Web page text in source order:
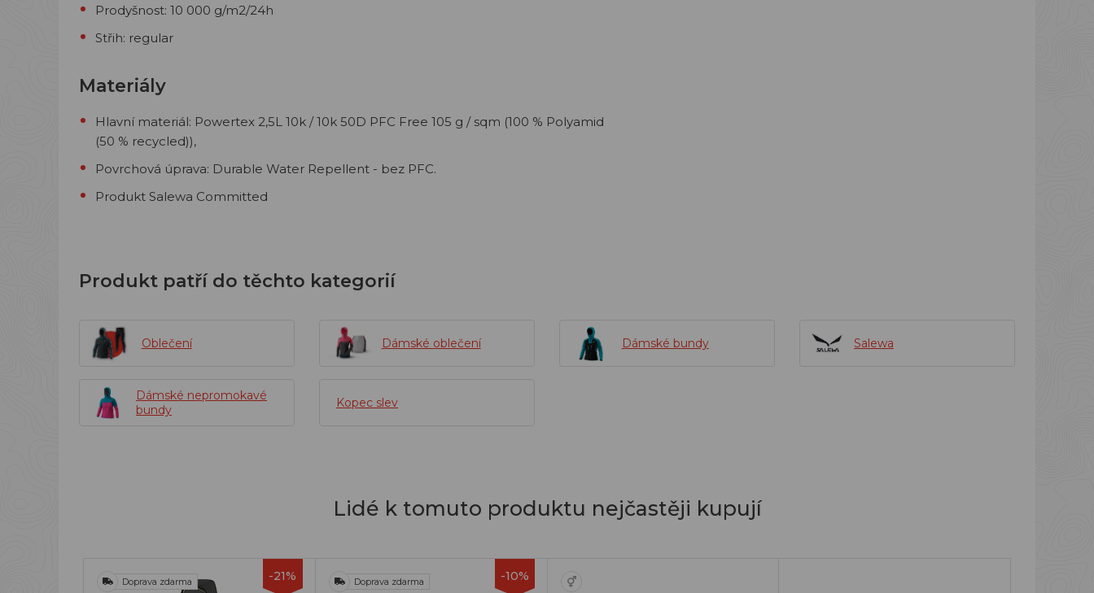
Prodyšnost: 10 000 g/m2/24h
Střih: regular
Materiály
Hlavní materiál: Powertex 2,5L 10k / 10k 50D PFC Free 105 g / sqm (100 % Polyamid
(50 % recycled)),
Povrchová úprava: Durable Water Repellent - bez PFC.
Produkt Salewa Committed
Produkt patří do těchto kategorií
Oblečení Dámské oblečení Dámské bundy Salewa
Dámské nepromokavé
bundy
Kopec slev
Lidé k tomuto produktu nejčastěji kupují
-21%
Doprava zdarma -10%
Doprava zdarma